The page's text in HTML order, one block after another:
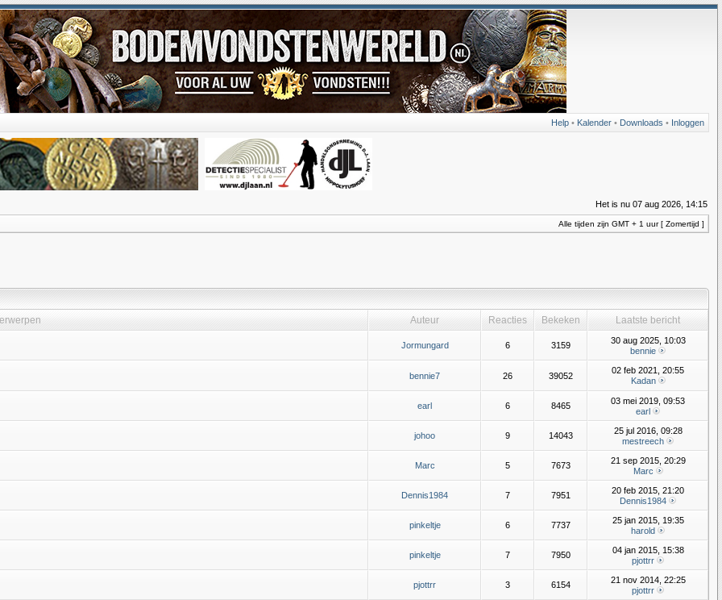
Help • Kalender • Downloads • Inloggen
Het is nu 07 aug 2026, 14:15
Alle tijden zijn GMT + 1 uur [ Zomertijd ]
Auteur Reacties Bekeken Laatste bericht
Jormungard 6 3159
30 aug 2025, 10:03
bennie
bennie7 26 39052
02 feb 2021, 20:55
Kadan
earl 6 8465
03 mei 2019, 09:53
earl
johoo 9 14043
25 jul 2016, 09:28
mestreech
Marc 5 7673
21 sep 2015, 20:29
Marc
Dennis1984 7 7951
20 feb 2015, 21:20
Dennis1984
pinkeltje 6 7737
25 jan 2015, 19:35
harold
pinkeltje 7 7950
04 jan 2015, 15:38
pjottrr
pjottrr 3 6154
21 nov 2014, 22:25
pjottrr